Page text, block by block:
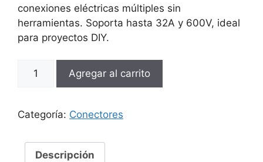
conexiones eléctricas múltiples sin
herramientas. Soporta hasta 32A y 600V, ideal
para proyectos DIY.
Conector
C
Agregar al carrito
Categoría: Conectores
Descripción